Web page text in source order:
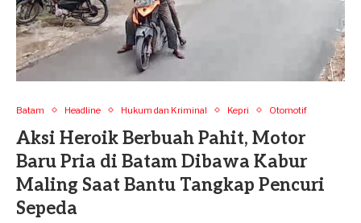
Batam Headline Hukum dan Kriminal Kepri Otomotif
Aksi Heroik Berbuah Pahit, Motor
Baru Pria di Batam Dibawa Kabur
Maling Saat Bantu Tangkap Pencuri
Sepeda